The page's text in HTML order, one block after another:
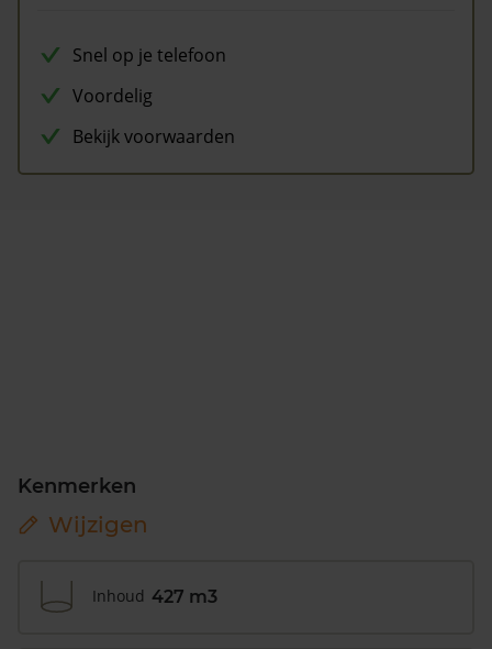
Snel op je telefoon
Voordelig
Bekijk voorwaarden
Kenmerken
Wijzigen
Inhoud 427 m3